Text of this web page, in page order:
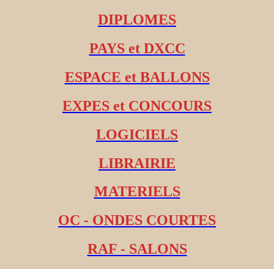
DIPLOMES
PAYS et DXCC
ESPACE et BALLONS
EXPES et CONCOURS
LOGICIELS
LIBRAIRIE
MATERIELS
OC - ONDES COURTES
RAF - SALONS